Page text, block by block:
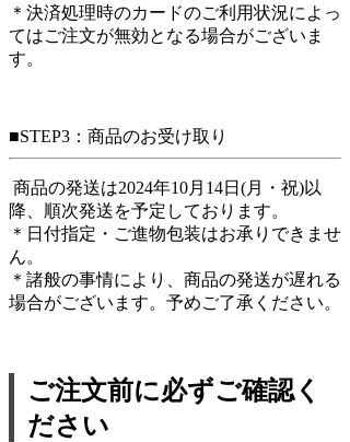
＊決済処理時のカードのご利用状況によっ
てはご注文が無効となる場合がございま
す。
■STEP3：商品のお受け取り
商品の発送は2024年10月14日(月・祝)以
降、順次発送を予定しております。
＊日付指定・ご進物包装はお承りできませ
ん。
＊諸般の事情により、商品の発送が遅れる
場合がございます。予めご了承ください。
ご注文前に必ずご確認く
ださい